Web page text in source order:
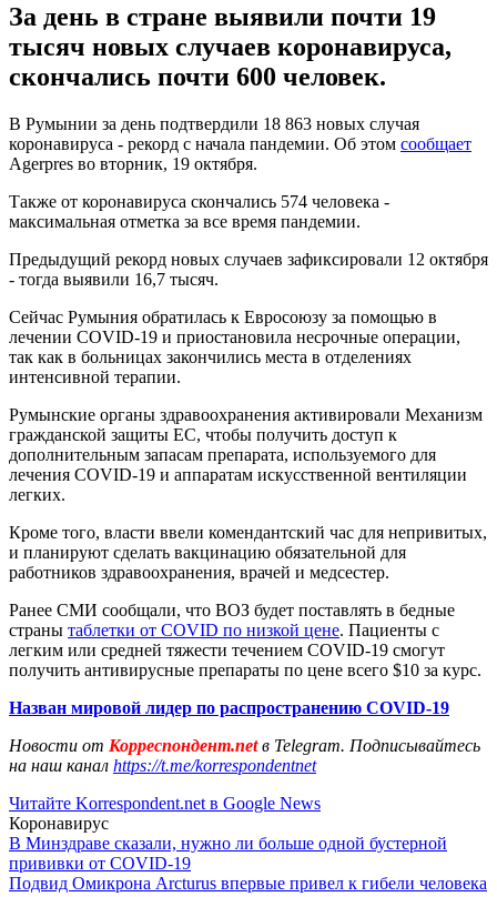
За день в стране выявили почти 19
тысяч новых случаев коронавируса,
скончались почти 600 человек.
В Румынии за день подтвердили 18 863 новых случая
коронавируса - рекорд с начала пандемии. Об этом сообщает
Agerpres во вторник, 19 октября.
Также от коронавируса скончались 574 человека -
максимальная отметка за все время пандемии.
Предыдущий рекорд новых случаев зафиксировали 12 октября
- тогда выявили 16,7 тысяч.
Сейчас Румыния обратилась к Евросоюзу за помощью в
лечении COVID-19 и приостановила несрочные операции,
так как в больницах закончились места в отделениях
интенсивной терапии.
Румынские органы здравоохранения активировали Механизм
гражданской защиты ЕС, чтобы получить доступ к
дополнительным запасам препарата, используемого для
лечения COVID-19 и аппаратам искусственной вентиляции
легких.
Кроме того, власти ввели комендантский час для непривитых,
и планируют сделать вакцинацию обязательной для
работников здравоохранения, врачей и медсестер.
Ранее СМИ сообщали, что ВОЗ будет поставлять в бедные
страны таблетки от COVID по низкой цене. Пациенты с
легким или средней тяжести течением COVID-19 смогут
получить антивирусные препараты по цене всего $10 за курс.
Назван мировой лидер по распространению COVID-19
Новости от Корреспондент.netв Telegram. Подписывайтесь
на наш канал https://t.me/korrespondentnet
Читайте Korrespondent.net в Google News
Коронавирус
В Минздраве сказали, нужно ли больше одной бустерной
прививки от COVID-19
Подвид Омикрона Arcturus впервые привел к гибели человека